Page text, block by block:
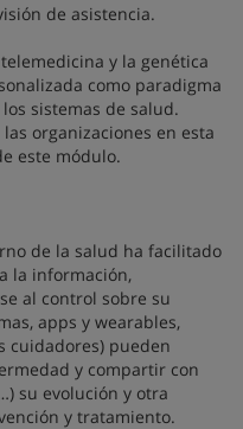
de asistencia.
y la genética
como paradigma
sistemas de salud.
organizaciones en esta
este módulo.
de la salud ha facilitado
la información,
al control sobre su
apps y wearables,
cuidadores) pueden
y compartir con
su evolución y otra
y tratamiento.